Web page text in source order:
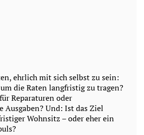
ehrlich mit sich selbst zu sein:
die Raten langfristig zu tragen?
Reparaturen oder
Ausgaben? Und: Ist das Ziel
Wohnsitz – oder eher ein